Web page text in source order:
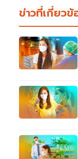
ข่าวที่เกี่ยวข้